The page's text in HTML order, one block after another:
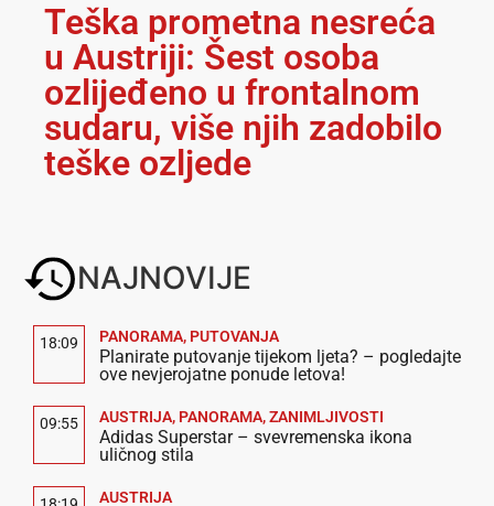
Teška prometna nesreća
u Austriji: Šest osoba
ozlijeđeno u frontalnom
sudaru, više njih zadobilo
teške ozljede
NAJNOVIJE
18:09 PANORAMA, PUTOVANJA
Planirate putovanje tijekom ljeta? – pogledajte
ove nevjerojatne ponude letova!
09:55 AUSTRIJA, PANORAMA,ZANIMLJIVOSTI
Adidas Superstar – svevremenska ikona
uličnog stila
AUSTRIJA